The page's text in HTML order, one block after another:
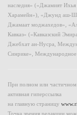
наследия» («Джамият
Харамейн»), «Джунд аш-
Джамаат моджахедов»,
Кавказ» («Кавказский
Джебхат ан-Нусра,
Синрике», Международное
При полном или частичном
активная гиперссылка
на главную страницу
Точка зрения редакции